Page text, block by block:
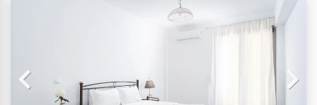
Αλόννησος
Ημιδιατροφή